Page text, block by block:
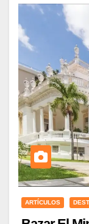
ARTÍCULOS